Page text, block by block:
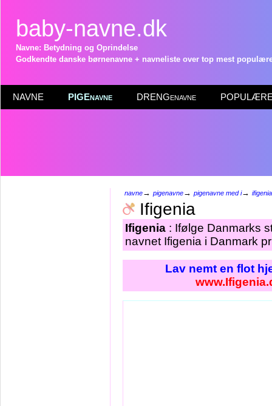
baby-navne.dk
Navne: Betydning og Oprindelse
Godkendte danske børnenavne + navneliste over top mest
NAVNE PIGEnavne DRENGenavne POPULÆRE
navne→ pigenavne→ pigenavne med i→ ifigenia
Ifigenia
Ifigenia : Ifølge Danmarks
navnet Ifigenia i Danmark
Lav nemt en flot